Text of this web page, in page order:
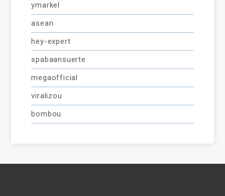
ymarkel
asean
hey-expert
spabaansuerte
megaofficial
viralizou
bombou